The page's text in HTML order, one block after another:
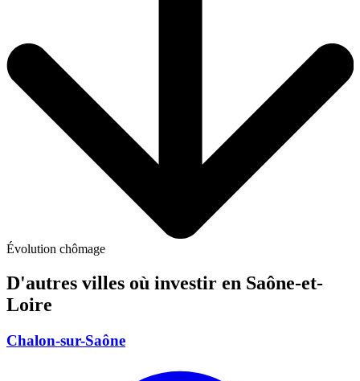
Évolution chômage
D'autres villes où investir en Saône-et-
Loire
Chalon-sur-Saône